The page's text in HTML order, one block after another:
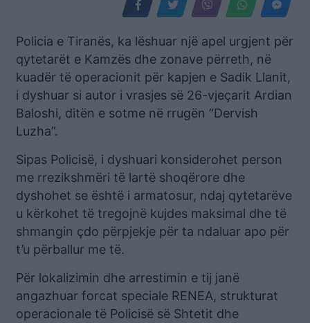
Policia e Tiranës, ka lëshuar një apel urgjent për
qytetarët e Kamzës dhe zonave përreth, në
kuadër të operacionit për kapjen e Sadik Llanit,
i dyshuar si autor i vrasjes së 26-vjeçarit Ardian
Baloshi, ditën e sotme në rrugën “Dervish
Luzha”.
Sipas Policisë, i dyshuari konsiderohet person
me rrezikshmëri të lartë shoqërore dhe
dyshohet se është i armatosur, ndaj qytetarëve
u kërkohet të tregojnë kujdes maksimal dhe të
shmangin çdo përpjekje për ta ndaluar apo për
t’u përballur me të.
Për lokalizimin dhe arrestimin e tij janë
angazhuar forcat speciale RENEA, strukturat
operacionale të Policisë së Shtetit dhe